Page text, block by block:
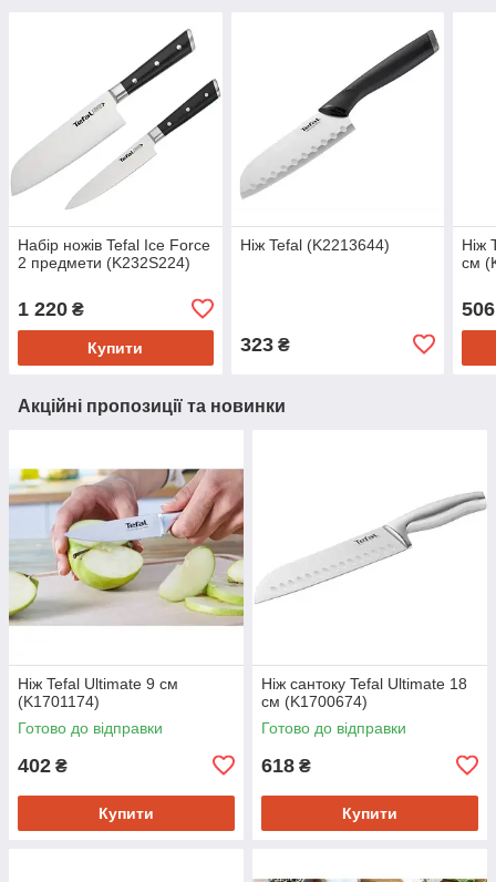
Набір ножів Tefal Ice Force
2 предмети (K232S224)
1 220 ₴
Купити
Ніж Tefal (K2213644)
323₴
Ніж
см
506
Акційні пропозиції та новинки
Ніж Tefal Ultimate 9 см
(K1701174)
Готово до відправки
402 ₴
Купити
Ніж сантоку Tefal Ultimate 18
см (K1700674)
Готово до відправки
618 ₴
Купити